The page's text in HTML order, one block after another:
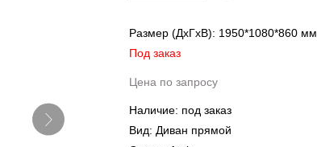
Размер (ДxГxВ): 1950*1080*860 мм
Под заказ
Цена по запросу
Наличие: под заказ
Вид: Диван прямой